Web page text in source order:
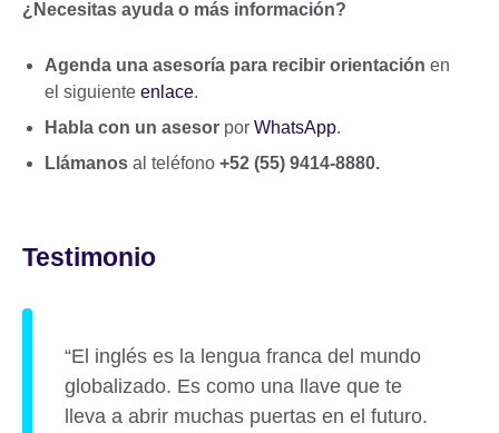
¿Necesitas ayuda o más información?
Agenda una asesoría para recibir orientación en
el siguiente enlace.
Habla con un asesor por WhatsApp.
Llámanos al teléfono +52 (55) 9414-8880.
Testimonio
“El inglés es la lengua franca del mundo
globalizado. Es como una llave que te
lleva a abrir muchas puertas en el futuro.